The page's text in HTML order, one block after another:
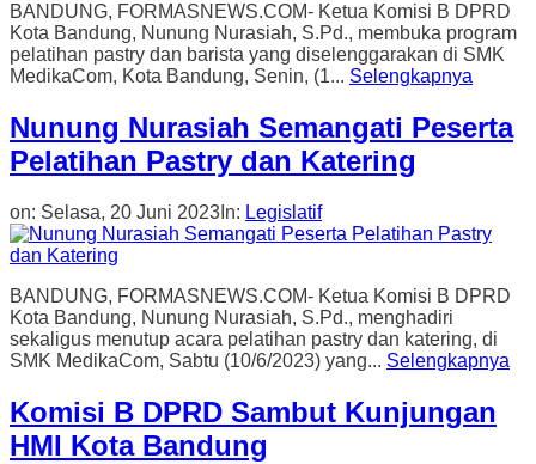
BANDUNG, FORMASNEWS.COM- Ketua Komisi B DPRD
Kota Bandung, Nunung Nurasiah, S.Pd., membuka program
pelatihan pastry dan barista yang diselenggarakan di SMK
MedikaCom, Kota Bandung, Senin, (1... Selengkapnya
Nunung Nurasiah Semangati Peserta
Pelatihan Pastry dan Katering
on: Selasa, 20 Juni 2023 In: Legislatif
BANDUNG, FORMASNEWS.COM- Ketua Komisi B DPRD
Kota Bandung, Nunung Nurasiah, S.Pd., menghadiri
sekaligus menutup acara pelatihan pastry dan katering, di
SMK MedikaCom, Sabtu (10/6/2023) yang... Selengkapnya
Komisi B DPRD Sambut Kunjungan
HMI Kota Bandung